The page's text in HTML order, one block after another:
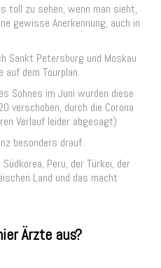
toll zu sehen, wenn man sieht,
gewisse Anerkennung, auch in
Sankt Petersburg und Moskau
auf dem Tourplan.
Sohnes im Juni wurden diese
verschoben, durch die Corona
Verlauf leider abgesagt)
besonders drauf.
Peru, der Türkei, der
Land und das macht
Ärzte aus?